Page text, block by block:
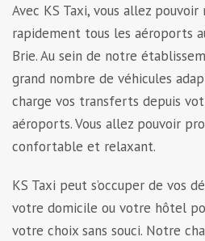
Avec KS Taxi, vous allez
rapidement tous les aéroports
Brie. Au sein de notre
grand nombre de véhicules
charge vos transferts depuis
aéroports. Vous allez pouvoir
confortable et relaxant.
KS Taxi peut s’occuper de vos
votre domicile ou votre hôtel
votre choix sans souci. Notre